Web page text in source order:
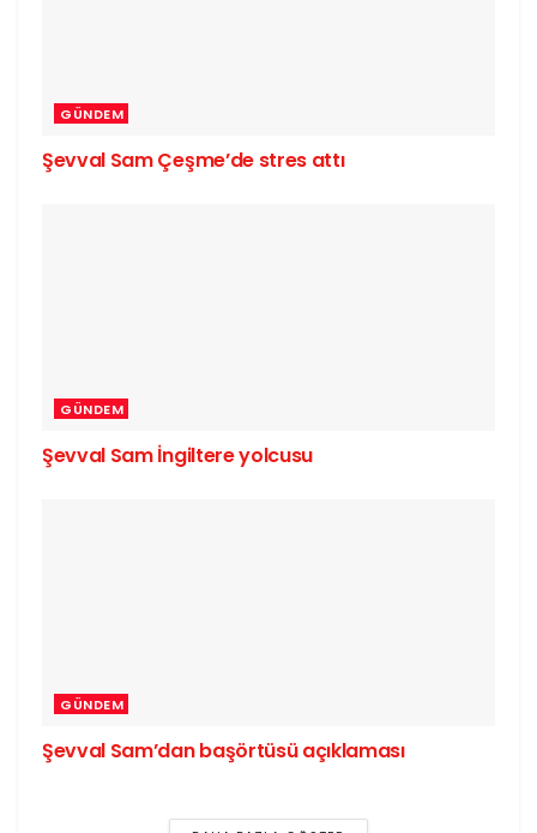
GÜNDEM
Şevval Sam Çeşme’de stres attı
GÜNDEM
Şevval Sam İngiltere yolcusu
GÜNDEM
Şevval Sam’dan başörtüsü açıklaması